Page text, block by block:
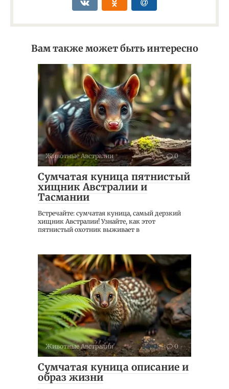
Вам также может быть интересно
Животные Австралии 0
Сумчатая куница пятнистый
хищник Австралии и
Тасмании
Встречайте: сумчатая куница, самый дерзкий
хищник Австралии! Узнайте, как этот
пятнистый охотник выживает в
Животные Австралии 0
Сумчатая куница описание и
образ жизни